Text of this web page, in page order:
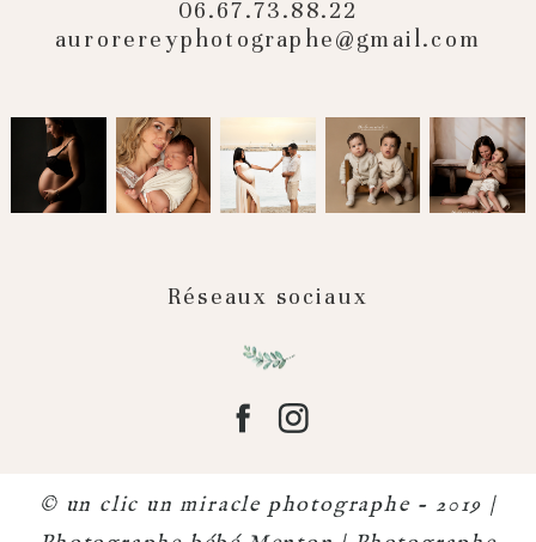
06.67.73.88.22
aurorereyphotographe@gmail.com
Réseaux sociaux
© un clic un miracle photographe - 2019 |